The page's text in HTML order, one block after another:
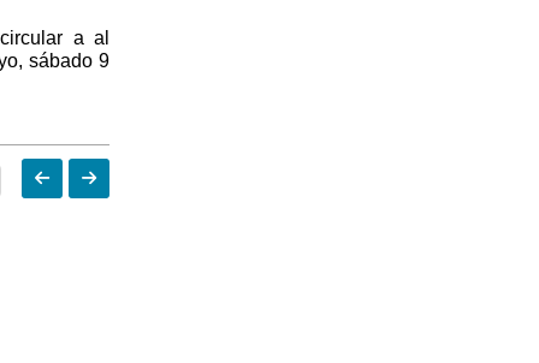
a al
sábado 9